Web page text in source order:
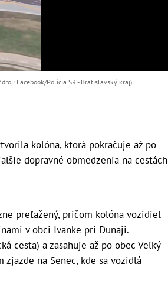
Facebook/Polícia SR - Bratislavský kraj)
kolóna, ktorá pokračuje až po
dopravné obmedzenia na cestách
preťažený, pričom kolóna vozidiel
v obci Ivanke pri Dunaji.
cesta) a zasahuje až po obec Veľký
na Senec, kde sa vozidlá